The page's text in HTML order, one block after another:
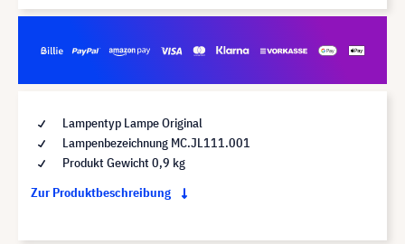
Lampentyp Lampe Original
Lampenbezeichnung MC.JL111.001
Produkt Gewicht 0,9 kg
Zur Produktbeschreibung